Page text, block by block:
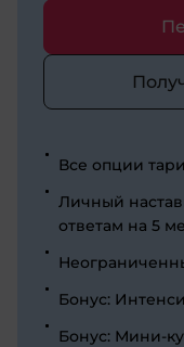
Все опции
Личный
ответам на 5
Бонус:
Бонус: Мини-